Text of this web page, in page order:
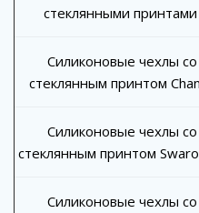
стеклянными принтами
Силиконовые чехлы со
стеклянным принтом
Силиконовые чехлы со
стеклянным принтом
Силиконовые чехлы со